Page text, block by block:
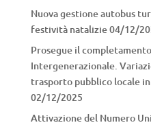
Nuova gestione autobus
festività natalizie04/12/
Prosegue il
Intergenerazionale.
trasporto pubblico locale
02/12/2025
Attivazione del Numero